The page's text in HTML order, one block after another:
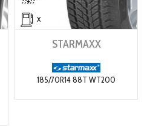
X
STARMAXX
185/70R14 88T WT200